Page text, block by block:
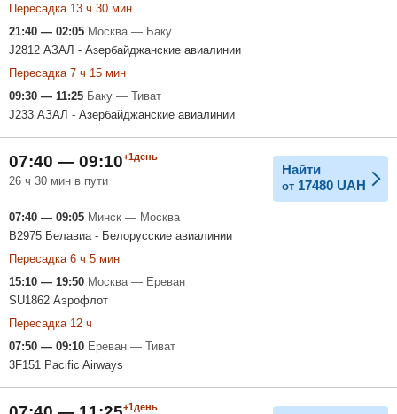
Пересадка 13 ч 30 мин
21:40 — 02:05 Москва — Баку
J2812 АЗАЛ - Азербайджанские авиалинии
Пересадка 7 ч 15 мин
09:30 — 11:25 Баку — Тиват
J233 АЗАЛ - Азербайджанские авиалинии
07:40 — 09:10+1день
26 ч 30 мин в пути
Найти
от 17480 UAH
07:40 — 09:05 Минск — Москва
B2975 Белавиа - Белорусские авиалинии
Пересадка 6 ч 5 мин
15:10 — 19:50 Москва — Ереван
SU1862 Аэрофлот
Пересадка 12 ч
07:50 — 09:10 Ереван — Тиват
3F151 Pacific Airways
+1день